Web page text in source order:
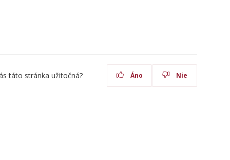
táto stránka užitočná? Áno Nie